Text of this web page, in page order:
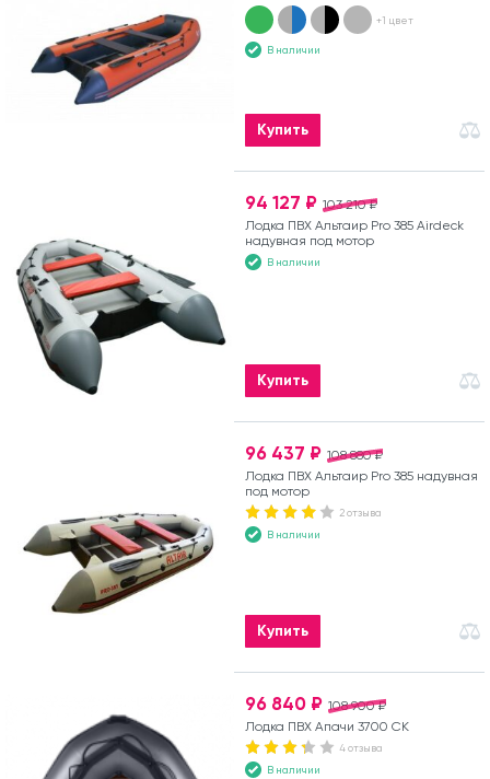
+1 цвет
В наличии
Купить
103 210 ₽
94 127 ₽
Лодка ПВХ Альтаир Pro 385 Airdeck
надувная под мотор
В наличии
Купить
108 880 ₽
96 437 ₽
Лодка ПВХ Альтаир Pro 385 надувная
под мотор
2 отзыва
В наличии
Купить
108 900 ₽
96 840 ₽
Лодка ПВХ Апачи 3700 СК
4 отзыва
В наличии